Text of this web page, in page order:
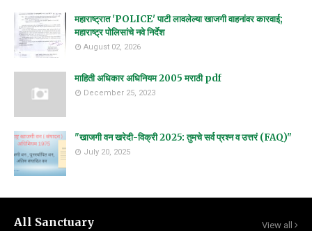
महाराष्ट्रात 'POLICE' पाटी लावलेल्या खाजगी वाहनांवर कारवाई;
महाराष्ट्र पोलिसांचे नवे निर्देश
August 02, 2026
माहिती अधिकार अधिनियम 2005 मराठी pdf
December 25, 2023
"खाजगी वन खरेदी-विक्री 2025: तुमचे सर्व प्रश्न व उत्तरं (FAQ)"
July 20, 2025
All Sanctuary View all